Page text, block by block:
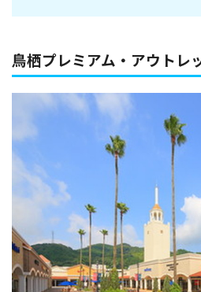
鳥栖プレミアム・アウトレ